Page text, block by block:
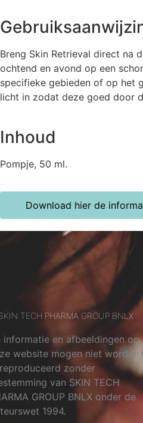
Breng Skin Retrieval direct na
ochtend en avond op een
specifieke gebieden of op het
licht in zodat deze goed door
Inhoud
Pompje, 50 ml.
Download hier de
TECH PHARMA GROUP BNLX
informatie en afbeeldingen op
website mogen niet worden
zonder
van SKIN TECH
GROUP BNLX onder de
1994.